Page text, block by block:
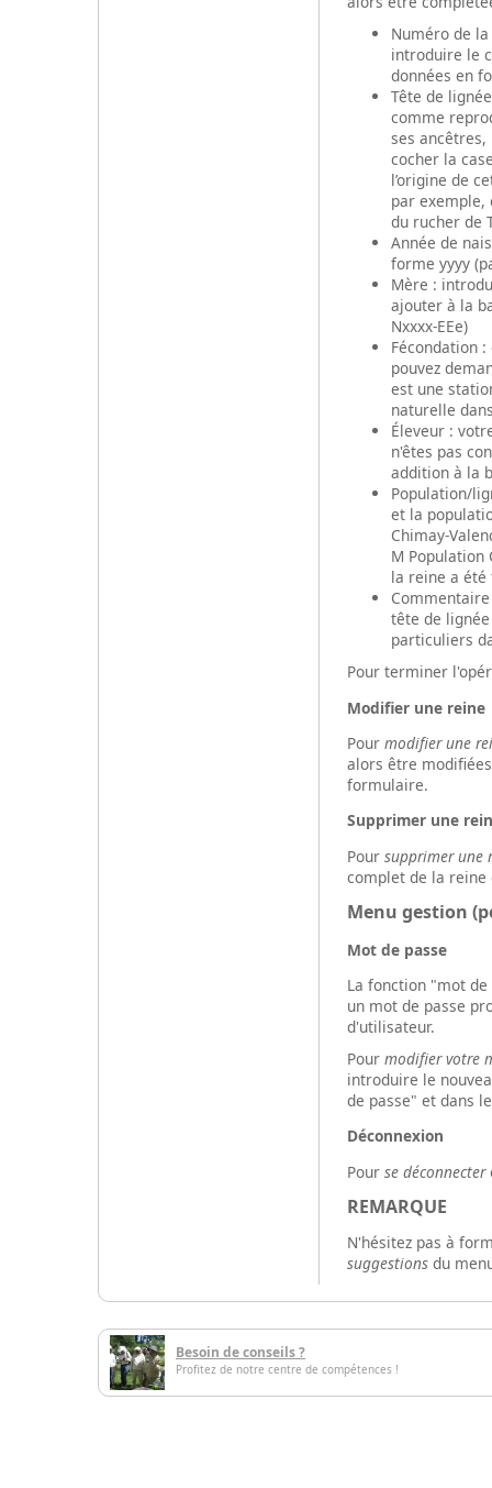
Numéro de
introduire le
données en
Tête de
comme
ses
cocher la
l’origine de
par exemple,
du rucher de
Année de
forme yyyy
Mère :
ajouter à la
Nxxxx-EEe)
Fécondation
pouvez
est une
naturelle
Éleveur :
n'êtes pas
addition à la
Population/
et la
Chimay-
M
la reine a été
tête de
particuliers
Pour terminer
Modifier une reine
Pour modifier une
alors être
formulaire.
Supprimer une
Pour supprimer une
complet de la
Menu gestion
Mot de passe
La fonction "mot
un mot de passe
d'utilisateur.
Pour modifier votre
introduire le
de passe" et dans
Déconnexion
Pour se déconnecter
REMARQUE
N'hésitez pas à
suggestions du
Besoin de conseils ?
Profitez de notre centre de compétences !